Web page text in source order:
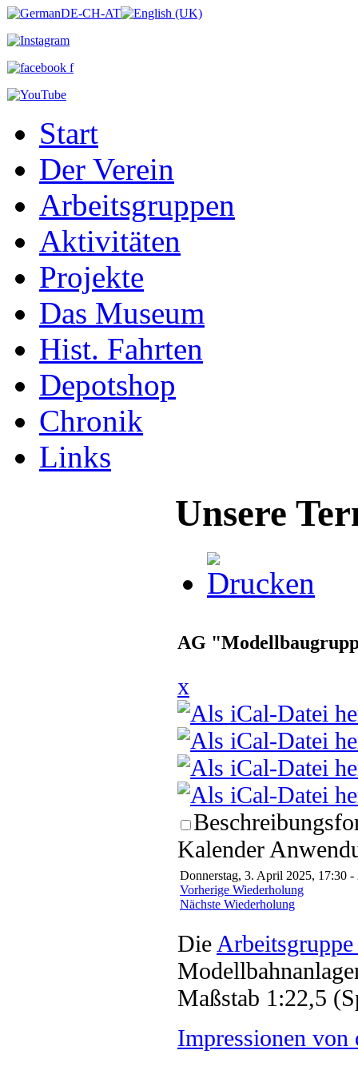
Start
Der Verein
Arbeitsgruppen
Aktivitäten
Projekte
Das Museum
Hist. Fahrten
Depotshop
Chronik
Links
Unsere
AG
x
Kalender
Donnerstag, 3. April 2025, 17:30 -
Vorherige Wiederholung
Nächste Wiederholung
Die
Maßstab 1:22,5
Impressionen von